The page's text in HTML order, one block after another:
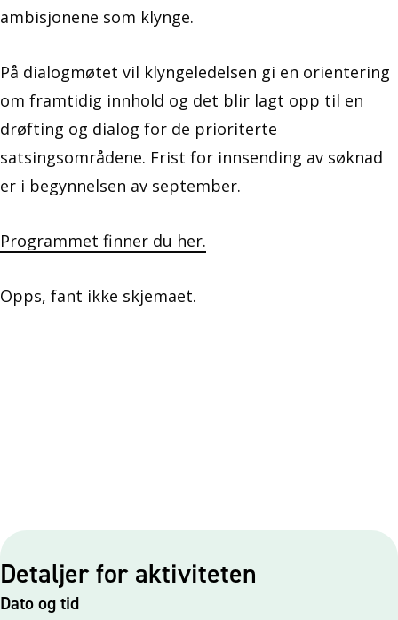
ambisjonene som klynge.
På dialogmøtet vil klyngeledelsen gi en orientering
om framtidig innhold og det blir lagt opp til en
drøfting og dialog for de prioriterte
satsingsområdene. Frist for innsending av søknad
er i begynnelsen av september.
Programmet finner du her.
Opps, fant ikke skjemaet.
Detaljer for aktiviteten
Dato og tid